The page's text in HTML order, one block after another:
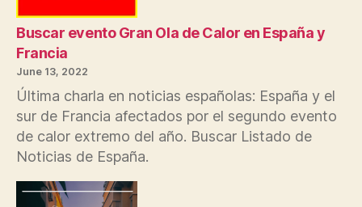
Buscar evento Gran Ola de Calor en España y
Francia
June 13, 2022
Última charla en noticias españolas: España y el
sur de Francia afectados por el segundo evento
de calor extremo del año. Buscar Listado de
Noticias de España.